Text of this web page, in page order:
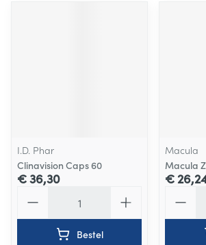
I.D. Phar
Clinavision Caps 60
€ 36,30
Bestel
Macula
Macula
€